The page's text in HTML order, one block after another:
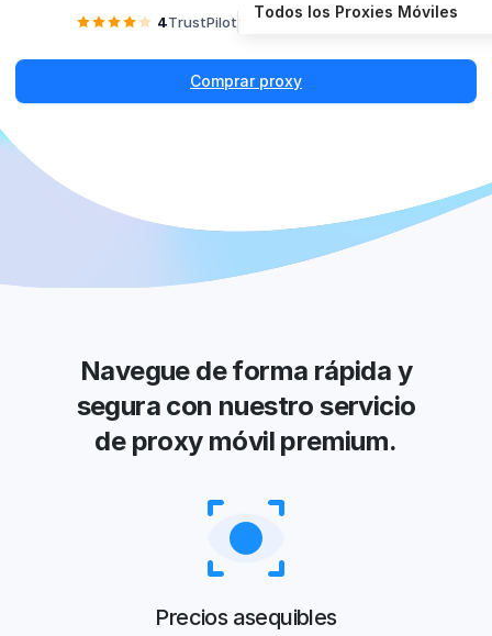
Todos los Proxies Móviles
4TrustPilot 4.2 Reviews.io
Comprar proxy
Navegue de forma rápida y
segura con nuestro servicio
de proxy móvil premium.
Precios asequibles